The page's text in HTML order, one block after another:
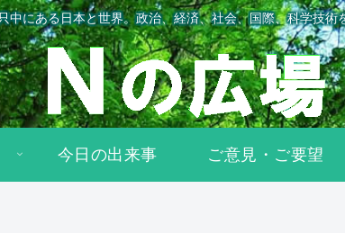
中にある日本と世界。政治、経済、社会、国際、科学技術
今日の出来事 ご意見・ご要望